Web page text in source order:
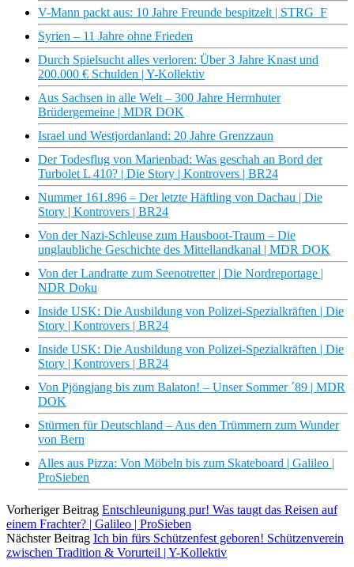
V-Mann packt aus: 10 Jahre Freunde bespitzelt | STRG_F
Syrien – 11 Jahre ohne Frieden
Durch Spielsucht alles verloren: Über 3 Jahre Knast und
200.000 € Schulden | Y-Kollektiv
Aus Sachsen in alle Welt – 300 Jahre Herrnhuter
Brüdergemeine | MDR DOK
Israel und Westjordanland: 20 Jahre Grenzzaun
Der Todesflug von Marienbad: Was geschah an Bord der
Turbolet L 410? | Die Story | Kontrovers | BR24
Nummer 161.896 – Der letzte Häftling von Dachau | Die
Story | Kontrovers | BR24
Von der Nazi-Schleuse zum Hausboot-Traum – Die
unglaubliche Geschichte des Mittellandkanal | MDR DOK
Von der Landratte zum Seenotretter | Die Nordreportage |
NDR Doku
Inside USK: Die Ausbildung von Polizei-Spezialkräften | Die
Story | Kontrovers | BR24
Inside USK: Die Ausbildung von Polizei-Spezialkräften | Die
Story | Kontrovers | BR24
Von Pjöngjang bis zum Balaton! – Unser Sommer ´89 | MDR
DOK
Stürmen für Deutschland – Aus den Trümmern zum Wunder
von Bern
Alles aus Pizza: Von Möbeln bis zum Skateboard | Galileo |
ProSieben
Vorheriger Beitrag Entschleunigung pur! Was taugt das Reisen auf
einem Frachter? | Galileo | ProSieben
Nächster Beitrag Ich bin fürs Schützenfest geboren! Schützenverein
zwischen Tradition & Vorurteil | Y-Kollektiv